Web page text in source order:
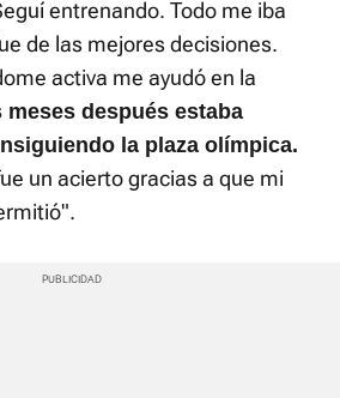
entrenando. Todo me iba
de las mejores decisiones.
activa me ayudó en la
meses después estaba
la plaza olímpica.
un acierto gracias a que mi